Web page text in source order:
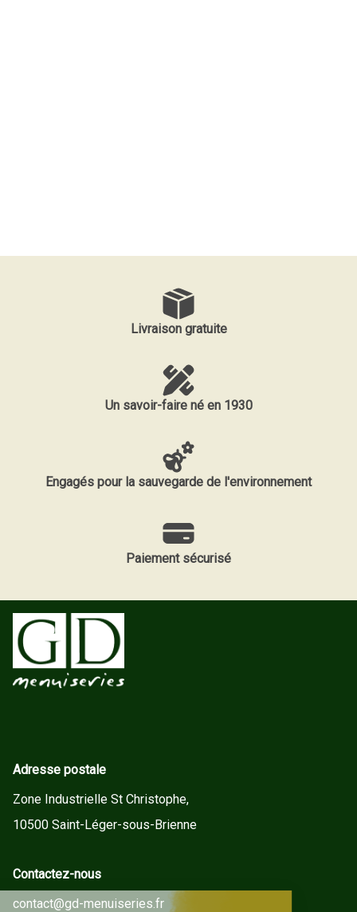
Livraison gratuite
Un savoir-faire né en 1930
Engagés pour la sauvegarde de l'environnement
Paiement sécurisé
Adresse postale
Zone Industrielle St Christophe,
10500 Saint-Léger-sous-Brienne
Contactez-nous
contact@gd-menuiseries.fr